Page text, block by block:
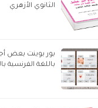
الثانوي الأزهري
بور بوينت بعض
باللغة الفرنسية